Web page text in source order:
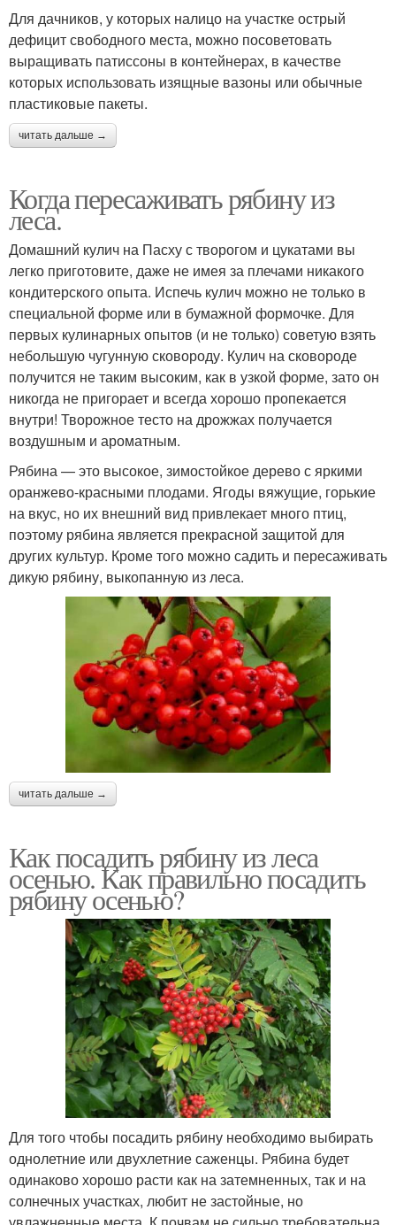
Для дачников, у которых налицо на участке острый
дефицит свободного места, можно посоветовать
выращивать патиссоны в контейнерах, в качестве
которых использовать изящные вазоны или обычные
пластиковые пакеты.
читать дальше →
Когда пересаживать рябину из
леса.
Домашний кулич на Пасху с творогом и цукатами вы
легко приготовите, даже не имея за плечами никакого
кондитерского опыта. Испечь кулич можно не только в
специальной форме или в бумажной формочке. Для
первых кулинарных опытов (и не только) советую взять
небольшую чугунную сковороду. Кулич на сковороде
получится не таким высоким, как в узкой форме, зато он
никогда не пригорает и всегда хорошо пропекается
внутри! Творожное тесто на дрожжах получается
воздушным и ароматным.
Рябина — это высокое, зимостойкое дерево с яркими
оранжево-красными плодами. Ягоды вяжущие, горькие
на вкус, но их внешний вид привлекает много птиц,
поэтому рябина является прекрасной защитой для
других культур. Кроме того можно садить и пересаживать
дикую рябину, выкопанную из леса.
читать дальше →
Как посадить рябину из леса
осенью. Как правильно посадить
рябину осенью?
Для того чтобы посадить рябину необходимо выбирать
однолетние или двухлетние саженцы. Рябина будет
одинаково хорошо расти как на затемненных, так и на
солнечных участках, любит не застойные, но